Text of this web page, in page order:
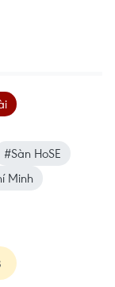
#Sàn HoSE
Minh